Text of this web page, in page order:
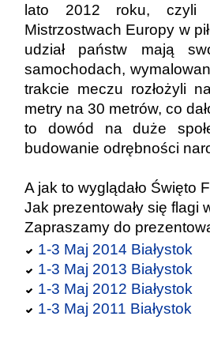
lato 2012 roku, czyli
Mistrzostwach Europy w
udział państw mają
samochodach,
trakcie meczu rozłożyli
metry na 30 metrów, co
to dowód na duże
budowanie odrębności
A jak to wyglądało Święto
Jak prezentowały się flagi
Zapraszamy do
1-3 Maj 2014 Białystok
1-3 Maj 2013 Białystok
1-3 Maj 2012 Białystok
1-3 Maj 2011 Białystok